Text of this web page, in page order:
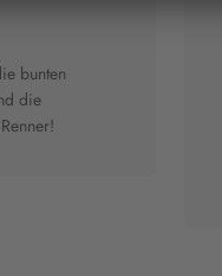
bunten
die